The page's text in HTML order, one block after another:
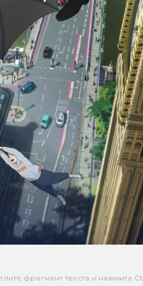
фрагмент текста и нажмите